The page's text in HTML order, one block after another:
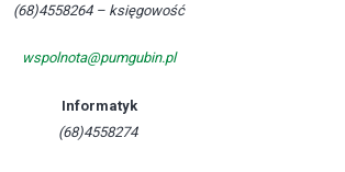
(68)4558264 – księgowość
wspolnota@pumgubin.pl
Informatyk
(68)4558274